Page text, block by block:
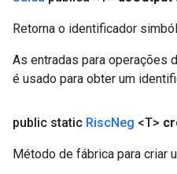
Retorna o identificador
As entradas para operações
é usado para obter um
public static RiscNeg <T>
Método de fábrica para criar